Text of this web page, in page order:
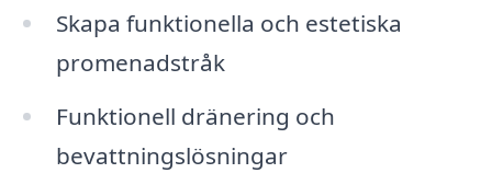
Skapa funktionella och estetiska
promenadstråk
Funktionell dränering och
bevattningslösningar